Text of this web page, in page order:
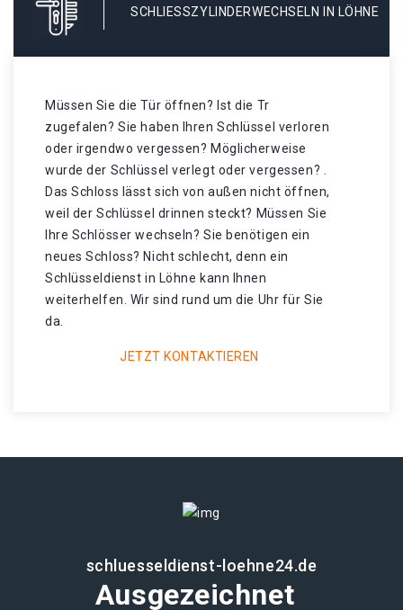
SCHLIESSZYLINDERWECHSELN IN LÖHNE
Müssen Sie die Tür öffnen? Ist die Tr
zugefalen? Sie haben Ihren Schlüssel verloren
oder irgendwo vergessen? Möglicherweise
wurde der Schlüssel verlegt oder vergessen? .
Das Schloss lässt sich von außen nicht öffnen,
weil der Schlüssel drinnen steckt? Müssen Sie
Ihre Schlösser wechseln? Sie benötigen ein
neues Schloss? Nicht schlecht, denn ein
Schlüsseldienst in Löhne kann Ihnen
weiterhelfen. Wir sind rund um die Uhr für Sie
da.
JETZT KONTAKTIEREN
schluesseldienst-loehne24.de
Ausgezeichnet